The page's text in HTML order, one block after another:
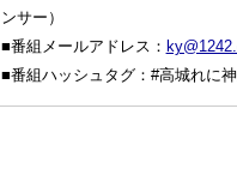
ンサー）
■番組メールアドレス：
■番組ハッシュタグ：#高城れに